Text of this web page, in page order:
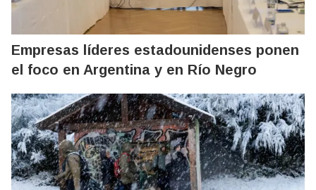
Empresas líderes estadounidenses ponen
el foco en Argentina y en Río Negro